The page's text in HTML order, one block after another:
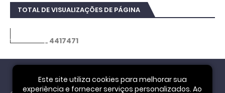
TOTAL DE VISUALIZAÇÕES DE PÁGINA
4417471
Este site utiliza cookies para melhorar sua
experiência e fornecer serviços personalizados. Ao